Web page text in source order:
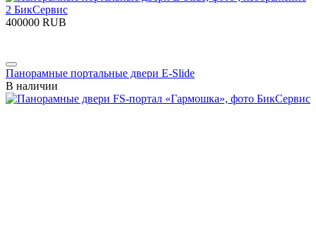
‍400000‍ RUB
Панорамные портальные двери E-Slide
В наличии